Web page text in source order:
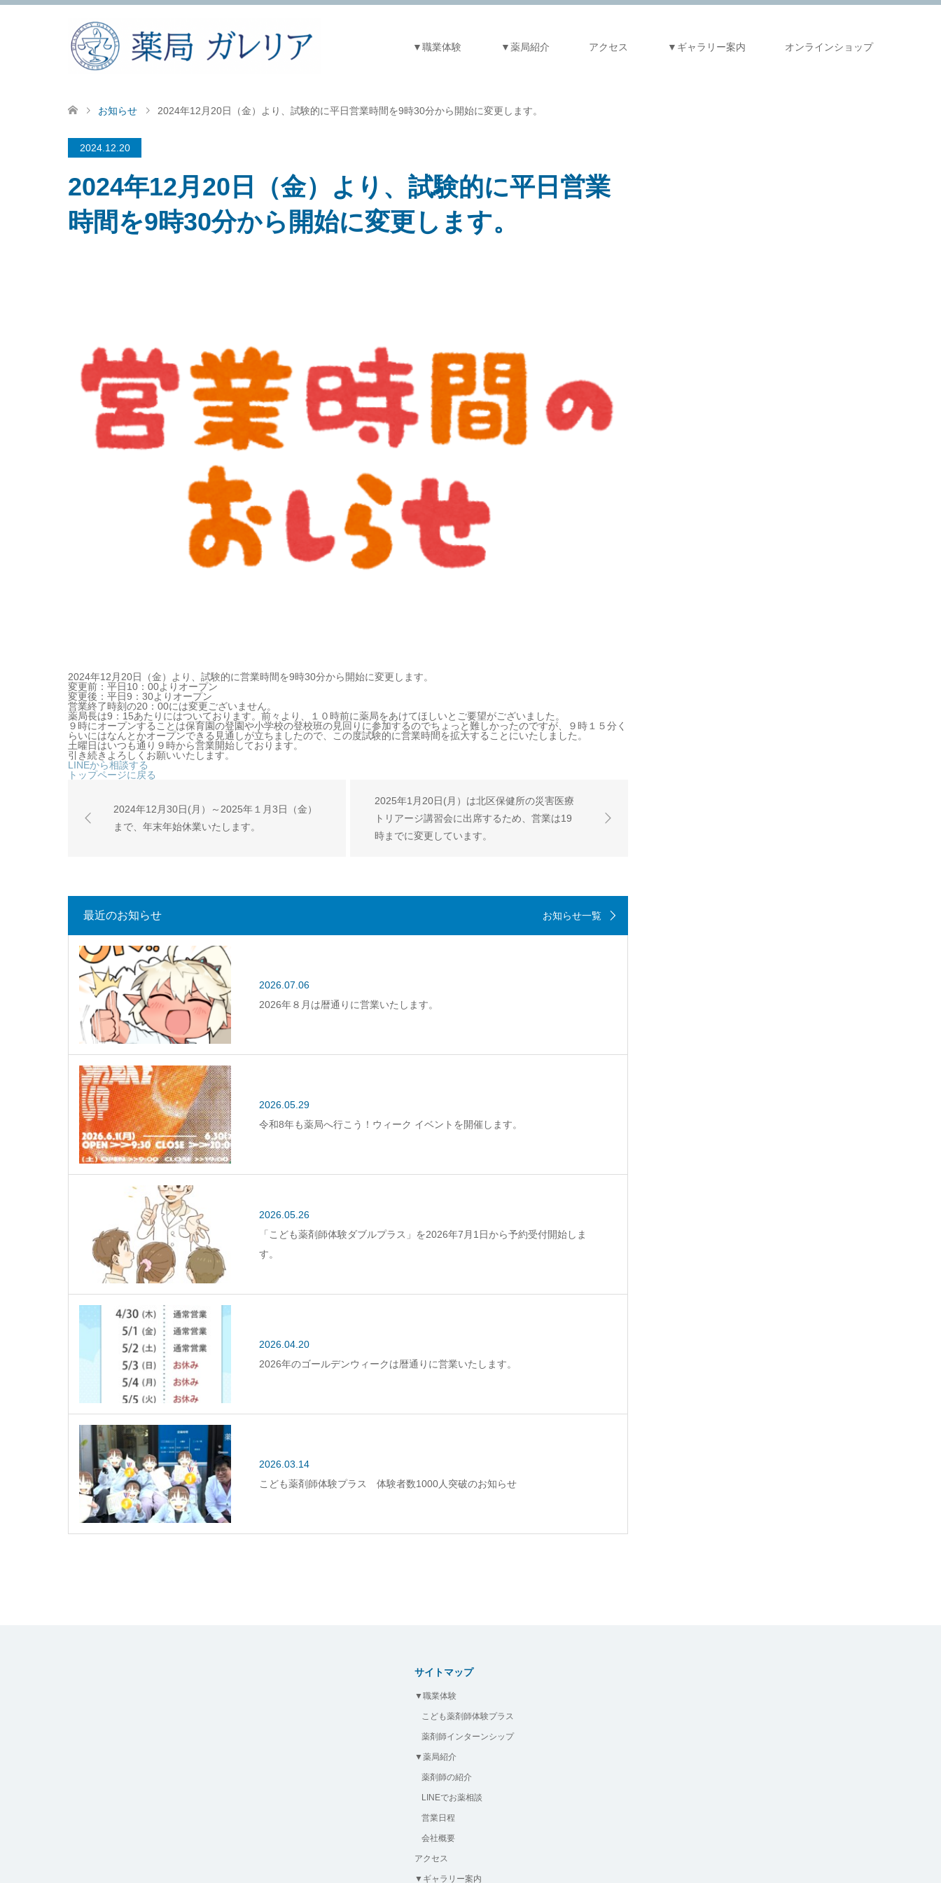
▼職業体験 ▼薬局紹介 アクセス ▼ギャラリー案内 オンラインショップ
お知らせ 2024年12月20日（金）より、試験的に平日営業時間を9時30分から開始に変更します。
2024.12.20
2024年12月20日（金）より、試験的に平日営業
時間を9時30分から開始に変更します。
2024年12月20日（金）より、試験的に営業時間を9時30分から開始に変更します。
変更前：平日10：00よりオープン
変更後：平日9：30よりオープン
営業終了時刻の20：00には変更ございません。
薬局長は9：15あたりにはついております。前々より、１０時前に薬局をあけてほしいとご要望がございました。
９時にオープンすることは保育園の登園や小学校の登校班の見回りに参加するのでちょっと難しかったのですが、９時１５分く
らいにはなんとかオープンできる見通しが立ちましたので、この度試験的に営業時間を拡大することにいたしました。
土曜日はいつも通り９時から営業開始しております。
引き続きよろしくお願いいたします。
LINEから相談する
トップページに戻る
2024年12月30日(月）～2025年１月3日（金）
まで、年末年始休業いたします。
2025年1月20日(月）は北区保健所の災害医療
トリアージ講習会に出席するため、営業は19
時までに変更しています。
最近のお知らせ お知らせ一覧
2026.07.06
2026年８月は暦通りに営業いたします。
2026.05.29
令和8年も薬局へ行こう！ウィーク イベントを開催します。
2026.05.26
「こども薬剤師体験ダブルプラス」を2026年7月1日から予約受付開始しま
す。
2026.04.20
2026年のゴールデンウィークは暦通りに営業いたします。
2026.03.14
こども薬剤師体験プラス 体験者数1000人突破のお知らせ
サイトマップ
▼職業体験
こども薬剤師体験プラス
薬剤師インターンシップ
▼薬局紹介
薬剤師の紹介
LINEでお薬相談
営業日程
会社概要
アクセス
▼ギャラリー案内